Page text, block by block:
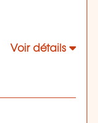
Voir détails